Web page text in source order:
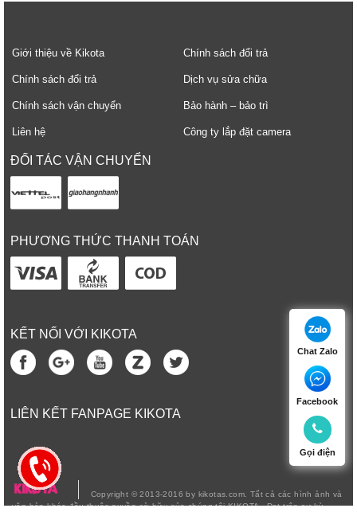
Giới thiệu về Kikota
Chính sách đổi trả
Chính sách vận chuyển
Liên hệ
Chính sách đổi trả
Dịch vụ sửa chữa
Bảo hành – bảo trì
Công ty lắp đặt camera
ĐỐI TÁC VẬN CHUYỂN
PHƯƠNG THỨC THANH TOÁN
KẾT NỐI VỚI KIKOTA
LIÊN KẾT FANPAGE KIKOTA
Copyright © 2013-2016 by kikotas.com. Tất cả các hình ảnh và
văn bản khác đều thuộc quyền sở hữu của chúng tôi KIKOTA - Đạt trên sự kỳ
Chat Zalo
Facebook
Gọi điện